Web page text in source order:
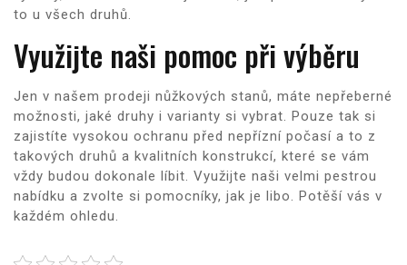
to u všech druhů.
Využijte naši pomoc při výběru
Jen v našem prodeji nůžkových stanů, máte nepřeberné
možnosti, jaké druhy i varianty si vybrat. Pouze tak si
zajistíte vysokou ochranu před nepřízní počasí a to z
takových druhů a kvalitních konstrukcí, které se vám
vždy budou dokonale líbit. Využijte naši velmi pestrou
nabídku a zvolte si pomocníky, jak je libo. Potěší vás v
každém ohledu.